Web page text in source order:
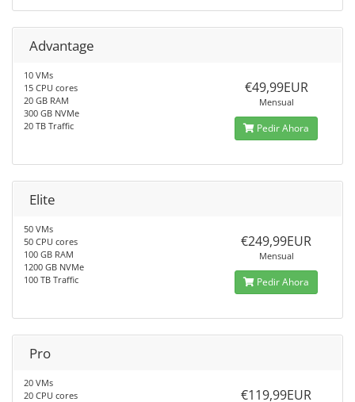
Advantage
10 VMs
15 CPU cores
20 GB RAM
300 GB NVMe
20 TB Traffic
€49,99EUR
Mensual
Pedir Ahora
Elite
50 VMs
50 CPU cores
100 GB RAM
1200 GB NVMe
100 TB Traffic
€249,99EUR
Mensual
Pedir Ahora
Pro
20 VMs
20 CPU cores
€119,99EUR